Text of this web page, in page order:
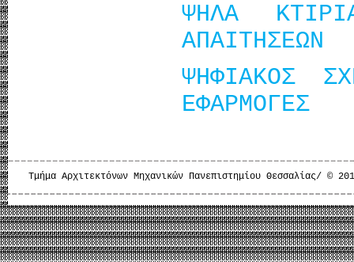
ΨΗΛΑ
ΑΠΑΙΤΗΣΕΩΝ
ΨΗΦΙΑΚΟΣ
ΕΦΑΡΜΟΓΕΣ
Τμήμα Αρχιτεκτόνων Μηχανικών Πανεπιστημίου Θεσσαλίας/ ©